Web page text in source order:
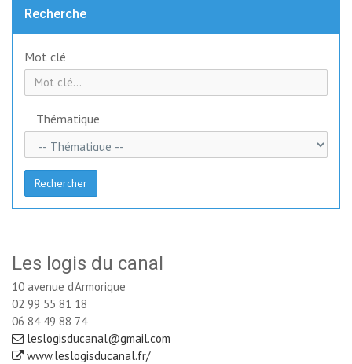
Recherche
Mot clé
Thématique
Rechercher
Les logis du canal
10 avenue d'Armorique
02 99 55 81 18
06 84 49 88 74
leslogisducanal@gmail.com
www.leslogisducanal.fr/